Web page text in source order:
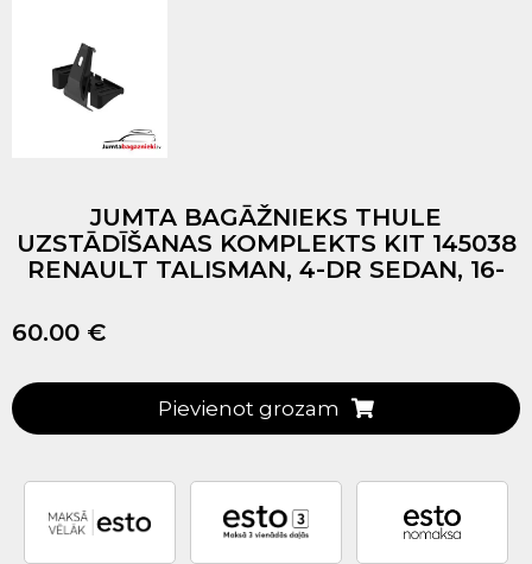
JUMTA BAGĀŽNIEKS THULE
UZSTĀDĪŠANAS KOMPLEKTS KIT 145038
RENAULT TALISMAN, 4-DR SEDAN, 16-
60.00 €
Pievienot grozam